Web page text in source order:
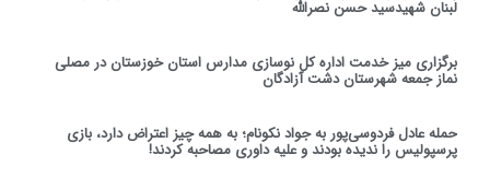
لبنان شهیدسید حسن نصرالله
برگزاری میز خدمت اداره کل نوسازی مدارس استان خوزستان در مصلی
نماز جمعه شهرستان دشت آزادگان
حمله عادل فردوسی‌پور به جواد نکونام؛ به همه چیز اعتراض دارد، بازی
پرسپولیس را ندیده بودند و علیه داوری مصاحبه کردند!